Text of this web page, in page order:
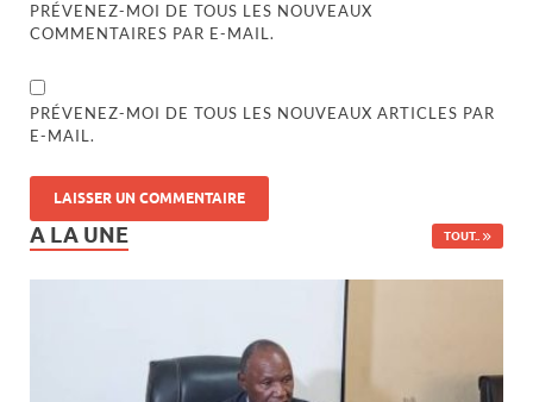
PRÉVENEZ-MOI DE TOUS LES NOUVEAUX
COMMENTAIRES PAR E-MAIL.
PRÉVENEZ-MOI DE TOUS LES NOUVEAUX ARTICLES PAR
E-MAIL.
A LA UNE TOUT..